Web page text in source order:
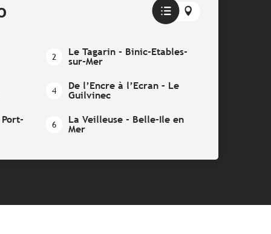
2
Le Tagarin - Binic-Etables-
sur-Mer
4
De l’Encre à l’Ecran – Le
Guilvinec
6
La Veilleuse - Belle-Ile en
Mer